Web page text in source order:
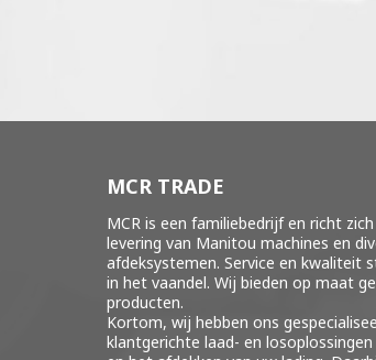
MCR TRADE
MCR is een familiebedrijf en richt
levering van Manitou machines en
afdeksystemen. Service en kwaliteit
in het vaandel. Wij bieden op maat
producten.
Kortom, wij hebben ons
klantgerichte laad- en